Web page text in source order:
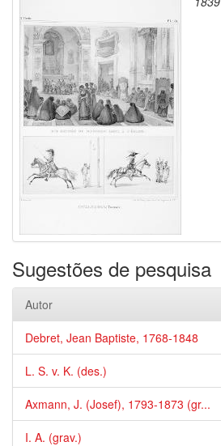
Sugestões de pesquisa
Autor
Debret, Jean Baptiste, 1768-1848
L. S. v. K. (des.)
Axmann, J. (Josef), 1793-1873 (gr...
I. A. (grav.)